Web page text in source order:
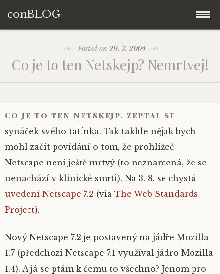
conBLOG
content
Posted on 29. 7. 2004
Co je to ten Netskejp? Nemrtvej!
Co je to ten Netskejp, zeptal se
synáček svého tatínka. Tak takhle nějak bych
mohl začít povídání o tom, že prohlížeč
Netscape není ještě mrtvý (to neznamená, že se
nenachází v klinické smrti). Na 3. 8. se chystá
uvedení Netscape 7.2 (via The Web Standards
Project).
Nový Netscape 7.2 je postavený na jádře Mozilla
1.7 (předchozí Netscape 7.1 využíval jádro Mozilla
1.4). A já se ptám k čemu to všechno? Jenom pro